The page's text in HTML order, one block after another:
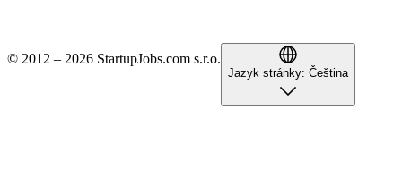
© 2012 – 2026 StartupJobs.com s.r.o.
Jazyk stránky: Čeština